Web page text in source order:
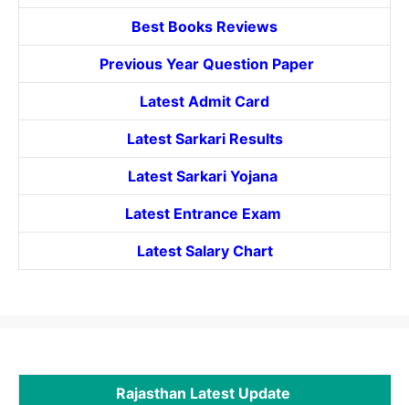
Best Books Reviews
Previous Year Question Paper
Latest Admit Card
Latest Sarkari Results
Latest Sarkari Yojana
Latest Entrance Exam
Latest Salary Chart
Rajasthan Latest Update